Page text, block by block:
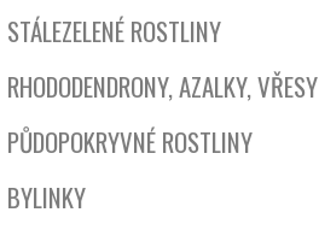
STÁLEZELENÉ ROSTLINY
RHODODENDRONY, AZALKY, VŘESY
PŮDOPOKRYVNÉ ROSTLINY
BYLINKY